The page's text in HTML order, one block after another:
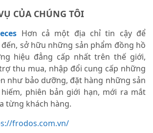
CỦA CHÚNG TÔI
Hơn cả một địa chỉ tin cậy để
sở hữu những sản phẩm đồng hồ
hiệu đẳng cấp nhất trên thế giới,
thu mua, nhập đổi cung cấp những
như bảo dưỡng, đặt hàng những sản
phiên bản giới hạn, mới ra mắt
từng khách hàng.
frodos.com.vn/